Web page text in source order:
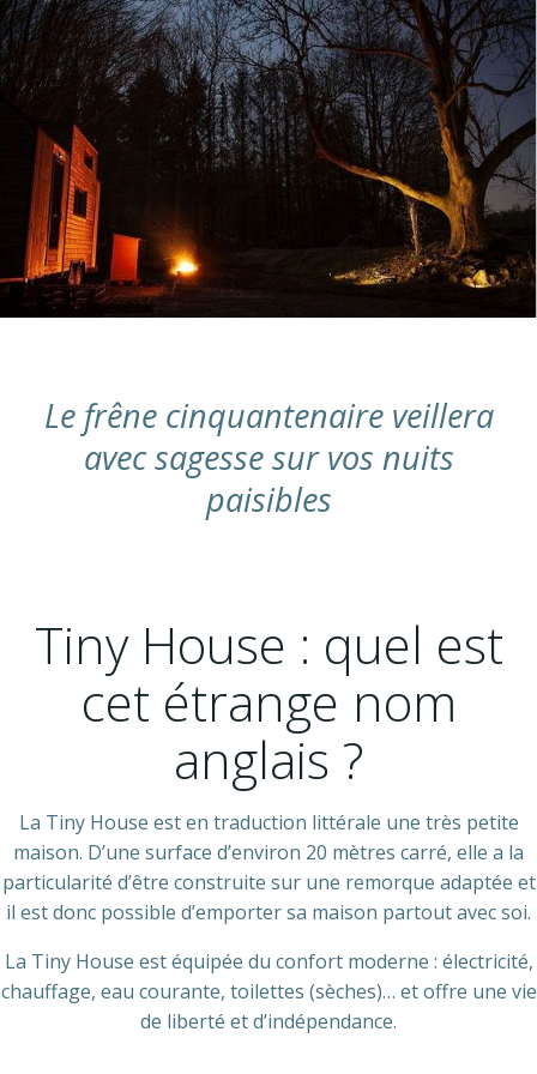
Le frêne cinquantenaire veillera
avec sagesse sur vos nuits
paisibles
Tiny House : quel est
cet étrange nom
anglais ?
La Tiny House est en traduction littérale une très petite
maison. D’une surface d’environ 20 mètres carré, elle a la
particularité d’être construite sur une remorque adaptée et
il est donc possible d’emporter sa maison partout avec soi.
La Tiny House est équipée du confort moderne : électricité,
chauffage, eau courante, toilettes (sèches)… et offre une vie
de liberté et d’indépendance.